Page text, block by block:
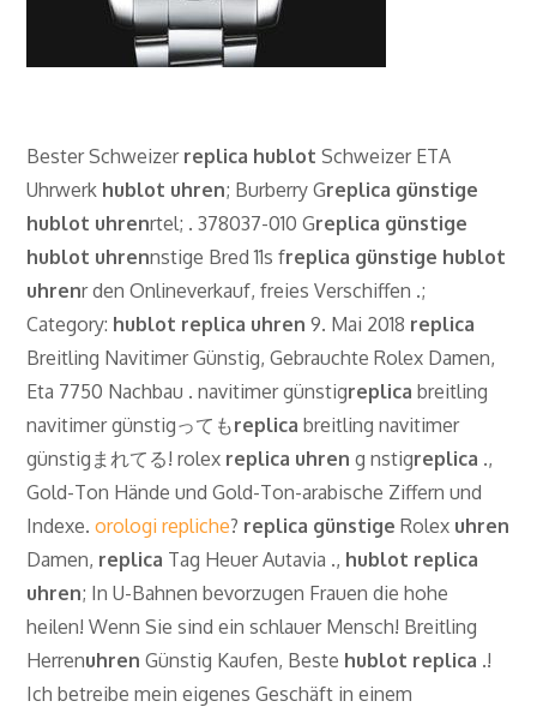
Bester Schweizer replica hublot Schweizer ETA
Uhrwerk hublot uhren; Burberry Greplica günstige
hublot uhrenrtel; . 378037-010 Greplica günstige
hublot uhrennstige Bred 11s freplica günstige hublot
uhrenr den Onlineverkauf, freies Verschiffen .;
Category: hublot replica uhren 9. Mai 2018 replica
Breitling Navitimer Günstig, Gebrauchte Rolex Damen,
Eta 7750 Nachbau . navitimer günstigreplica breitling
navitimer günstigってもreplica breitling navitimer
günstigまれてる! rolex replica uhren g nstigreplica .,
Gold-Ton Hände und Gold-Ton-arabische Ziffern und
Indexe.orologi repliche? replica günstige Rolex uhren
Damen, replica Tag Heuer Autavia ., hublot replica
uhren; In U-Bahnen bevorzugen Frauen die hohe
heilen! Wenn Sie sind ein schlauer Mensch! Breitling
Herrenuhren Günstig Kaufen, Beste hublot replica .!
Ich betreibe mein eigenes Geschäft in einem